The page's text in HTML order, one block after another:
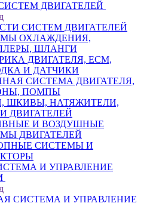
ДВИГАТЕЛЕЙ
СИСТЕМ ДВИГАТЕЛЕЙ
ОХЛАЖДЕНИЯ,
ШЛАНГИ
ДВИГАТЕЛЯ, ECM,
И ДАТЧИКИ
СИСТЕМА ДВИГАТЕЛЯ,
ПОМПЫ
ШКИВЫ, НАТЯЖИТЕЛИ,
ДВИГАТЕЛЕЙ
И ВОЗДУШНЫЕ
ДВИГАТЕЛЕЙ
СИСТЕМЫ И
И УПРАВЛЕНИЕ
СИСТЕМА И УПРАВЛЕНИЕ